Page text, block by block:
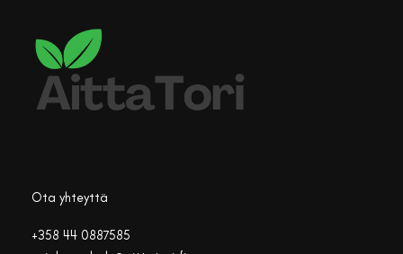
Ota yhteyttä
+358 44 0887585